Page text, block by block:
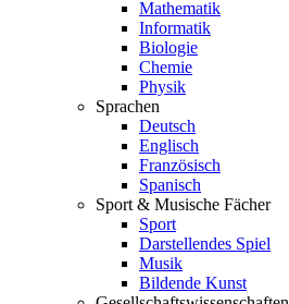
Mathematik
Informatik
Biologie
Chemie
Physik
Sprachen
Deutsch
Englisch
Französisch
Spanisch
Sport & Musische Fächer
Sport
Darstellendes Spiel
Musik
Bildende Kunst